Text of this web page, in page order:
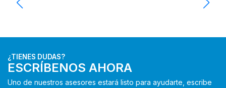
¿TIENES DUDAS?
ESCRÍBENOS AHORA
Uno de nuestros asesores estará listo para ayudarte, escribe